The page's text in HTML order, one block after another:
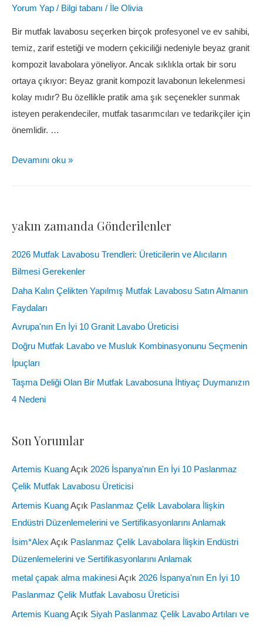
Yorum Yap / Bilgi tabanı / İle Olivia
Bir mutfak lavabosu seçerken birçok profesyonel ve ev sahibi,
temiz, zarif estetiği ve modern çekiciliği nedeniyle beyaz granit
kompozit lavabolara yöneliyor. Ancak sıklıkla ortak bir soru
ortaya çıkıyor: Beyaz granit kompozit lavabonun lekelenmesi
kolay mıdır? Bu özellikle pratik ama şık seçenekler sunmak
isteyen perakendeciler, mutfak tasarımcıları ve tedarikçiler için
önemlidir. …
Devamını oku »
yakın zamanda Gönderilenler
2026 Mutfak Lavabosu Trendleri: Üreticilerin ve Alıcıların
Bilmesi Gerekenler
Daha Kalın Çelikten Yapılmış Mutfak Lavabosu Satın Almanın
Faydaları
Avrupa'nın En İyi 10 Granit Lavabo Üreticisi
Doğru Mutfak Lavabo ve Musluk Kombinasyonunu Seçmenin
İpuçları
Taşma Deliği Olan Bir Mutfak Lavabosuna İhtiyaç Duymanızın
4 Nedeni
Son Yorumlar
Artemis KuangAçık 2026 İspanya'nın En İyi 10 Paslanmaz
Çelik Mutfak Lavabosu Üreticisi
Artemis KuangAçık Paslanmaz Çelik Lavabolara İlişkin
Endüstri Düzenlemelerini ve Sertifikasyonlarını Anlamak
İsim*Alex Açık Paslanmaz Çelik Lavabolara İlişkin Endüstri
Düzenlemelerini ve Sertifikasyonlarını Anlamak
metal çapak alma makinesiAçık 2026 İspanya'nın En İyi 10
Paslanmaz Çelik Mutfak Lavabosu Üreticisi
Artemis KuangAçık Siyah Paslanmaz Çelik Lavabo Artıları ve